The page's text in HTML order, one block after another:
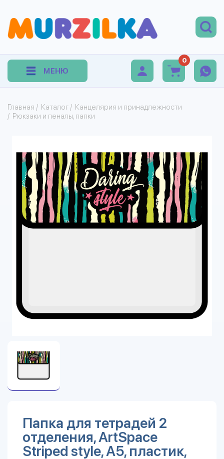
МЕНЮ
0
Главная / Каталог / Канцелярия и принадлежности
/ Рюкзаки и пеналы, папки
Папка для тетрадей 2
отделения, ArtSpace
Striped style, А5, пластик,